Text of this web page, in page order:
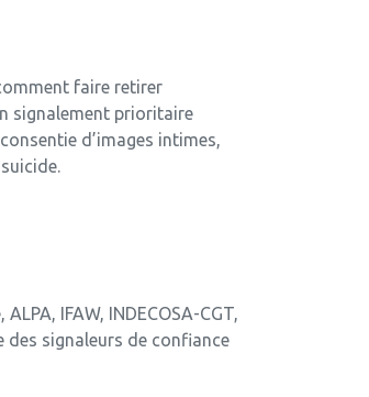
faire retirer
signalement prioritaire
d’images intimes,
IFAW, INDECOSA-CGT,
des signaleurs de confiance